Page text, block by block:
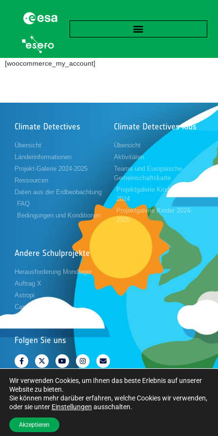
[woocommerce_my_account]
Climate Detectives
Übersicht
Länderinformationen
Projekt-Galerie 2024-2025
Ressourcen
Daten aus der Erdbeobachtung
FAQ
Bedingungen und Konditionen
Climate Detectives Kids
Übersicht
Aktivitäten
Teams und Europäische
Gemeinschaftskarte
Projektgalerie Kinder 2023-
2024
Projektgalerie Kinder 2024-
2025
Andere Schulprojekte
Herausforderung Mondlager
Auftrag X
Astropi
Cansat
Folgen Sie uns
Copyright © Europäische Weltraumorganisation. Alle Rechte vorbehalten.
Wir verwenden Cookies, um Ihnen das beste Erlebnis auf unserer
Website zu bieten.
Sie können mehr darüber erfahren, welche Cookies wir verwenden,
oder sie unter Einstellungen ausschalten.
Akzeptieren